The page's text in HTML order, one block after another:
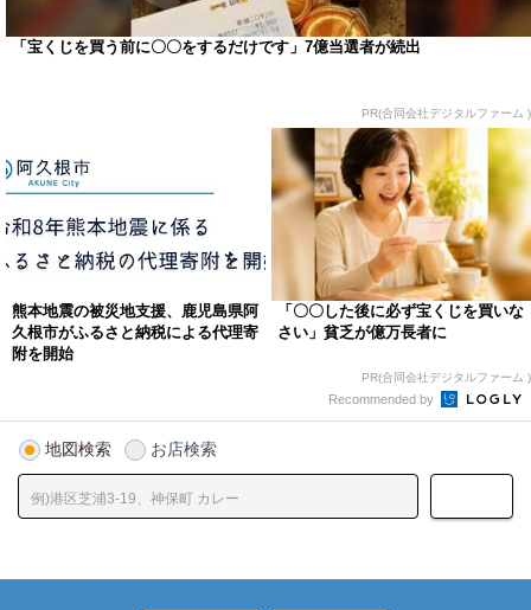
「宝くじを買う前に〇〇をするだけです」7億当選者が続出
PR(合同会社デジタルファーム )
熊本地震の被災地支援、鹿児島県阿
久根市がふるさと納税による代理寄
附を開始
「〇〇した後に必ず宝くじを買いな
さい」貧乏が億万長者に
PR(合同会社デジタルファーム )
Recommended by
地図検索 お店検索